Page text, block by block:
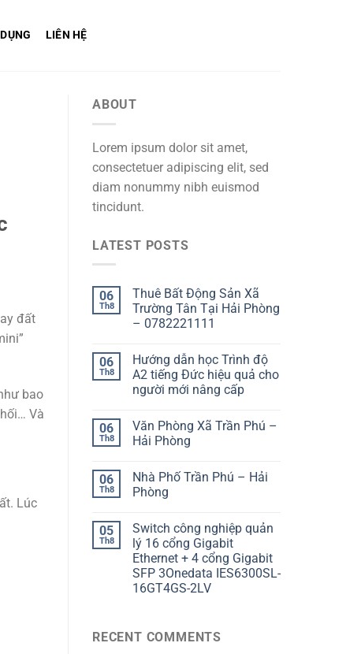
LIÊN HỆ
đất
bao
Và
Lúc
ABOUT
Lorem ipsum dolor sit amet,
consectetuer adipiscing elit, sed
diam nonummy nibh euismod
tincidunt.
LATEST POSTS
06
Th8
Thuê Bất Động Sản Xã
Trường Tân Tại Hải Phòng
– 0782221111
06
Th8
Hướng dẫn học Trình độ
A2 tiếng Đức hiệu quả cho
người mới nâng cấp
06
Th8
Văn Phòng Xã Trần Phú –
Hải Phòng
06
Th8
Nhà Phố Trần Phú – Hải
Phòng
05
Th8
Switch công nghiệp quản
lý 16 cổng Gigabit
Ethernet + 4 cổng Gigabit
SFP 3Onedata IES6300SL-
16GT4GS-2LV
RECENT COMMENTS